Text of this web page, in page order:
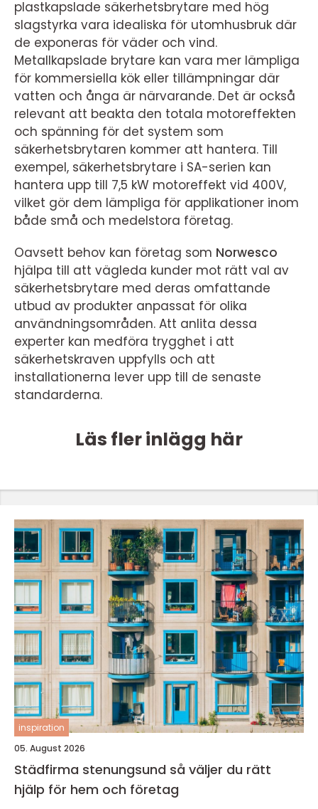
plastkapslade säkerhetsbrytare med hög
slagstyrka vara idealiska för utomhusbruk där
de exponeras för väder och vind.
Metallkapslade brytare kan vara mer lämpliga
för kommersiella kök eller tillämpningar där
vatten och ånga är närvarande. Det är också
relevant att beakta den totala motoreffekten
och spänning för det system som
säkerhetsbrytaren kommer att hantera. Till
exempel, säkerhetsbrytare i SA-serien kan
hantera upp till 7,5 kW motoreffekt vid 400V,
vilket gör dem lämpliga för applikationer inom
både små och medelstora företag.
Oavsett behov kan företag som Norwesco
hjälpa till att vägleda kunder mot rätt val av
säkerhetsbrytare med deras omfattande
utbud av produkter anpassat för olika
användningsområden. Att anlita dessa
experter kan medföra trygghet i att
säkerhetskraven uppfylls och att
installationerna lever upp till de senaste
standarderna.
Läs fler inlägg här
inspiration
05. August 2026
Städfirma stenungsund så väljer du rätt
hjälp för hem och företag